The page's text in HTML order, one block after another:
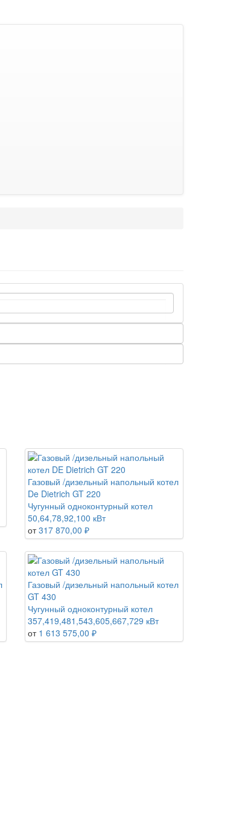
Газовый /дизельный напольный котел
De Dietrich GT 220
Чугунный одноконтурный котел
50,64,78,92,100 кВт
от 317 870,00 ₽
Газовый /дизельный напольный котел
GT 430
Чугунный одноконтурный котел
357,419,481,543,605,667,729 кВт
от 1 613 575,00 ₽